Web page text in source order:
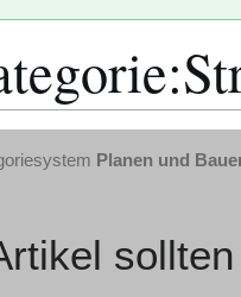
:
Planen und